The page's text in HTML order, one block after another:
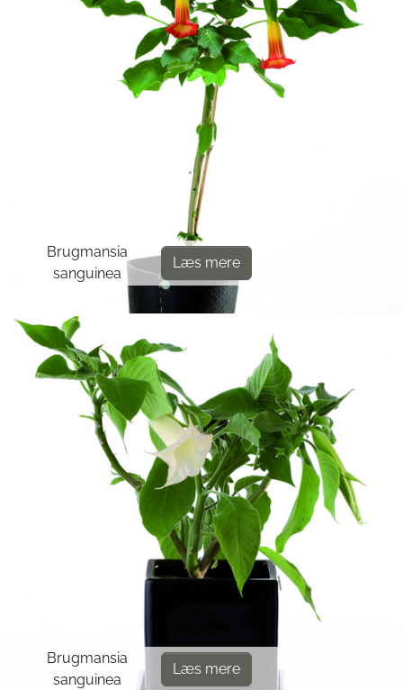
Brugmansia
sanguinea
Læs mere
Brugmansia
sanguinea
Læs mere